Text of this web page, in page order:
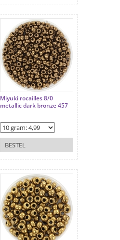
Miyuki rocailles 8/0
metallic dark bronze 457
BESTEL